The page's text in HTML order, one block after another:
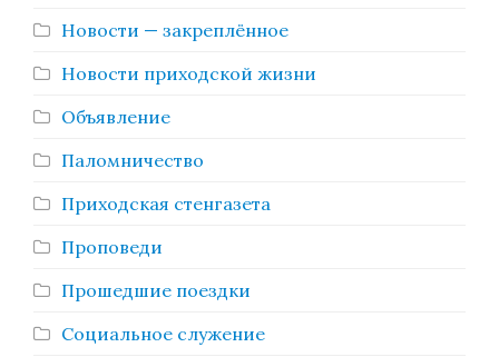
Новости — закреплённое
Новости приходской жизни
Объявление
Паломничество
Приходская стенгазета
Проповеди
Прошедшие поездки
Социальное служение